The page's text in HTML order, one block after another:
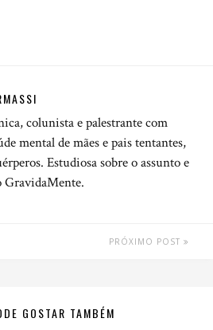
colunista e palestrante com
mental de mães e pais tentantes,
Estudiosa sobre o assunto e
GravidaMente.
PRÓXIMO POST
GOSTAR TAMBÉM